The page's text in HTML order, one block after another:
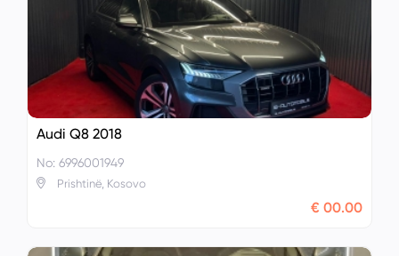
Audi Q8 2018
No: 6996001949
Prishtinë, Kosovo
€ 00.00